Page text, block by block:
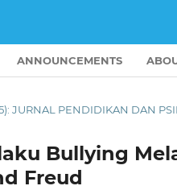
ANNOUNCEMENTS
JURNAL PENDIDIKAN DAN
Bullying
Freud